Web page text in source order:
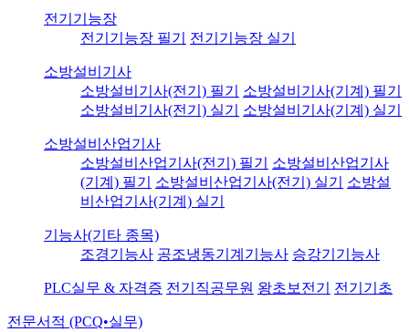
전기기능장
전기기능장 필기
전기기능장 실기
소방설비기사
소방설비기사(전기) 필기
소방설비기사(기계) 필기
소방설비기사(전기) 실기
소방설비기사(기계) 실기
소방설비산업기사
소방설비산업기사(전기) 필기
소방설비산업기사
(기계) 필기
소방설비산업기사(전기) 실기
소방설
비산업기사(기계) 실기
기능사(기타 종목)
조경기능사 공조냉동기계기능사 승강기기능사
PLC실무 & 자격증 전기직공무원 왕초보전기 전기기초
전문서적 (PCQ•실무)